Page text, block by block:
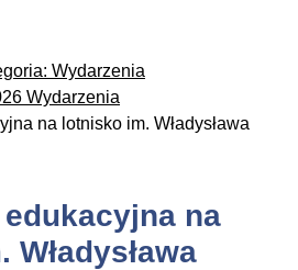
Wydarzenia
Wydarzenia
na lotnisko im. Władysława
na